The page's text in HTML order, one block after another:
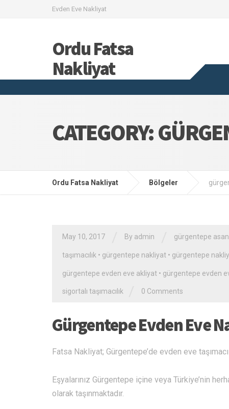
Evden Eve Nakliyat
Ordu Fatsa
Nakliyat
CATEGORY:
Ordu Fatsa Nakliyat Bölgeler
May 10, 2017 By admin gürgentepe
taşımacılık • gürgentepe nakliyat • gürgentepe
gürgentepe evden eve akliyat • gürgentepe evden
sigortalı taşımacılık 0 Comments
Gürgentepe Evden Eve
Fatsa Nakliyat; Gürgentepe’de evden eve
Eşyalarınız Gürgentepe içine veya Türkiye’nin
olarak taşınmaktadır.